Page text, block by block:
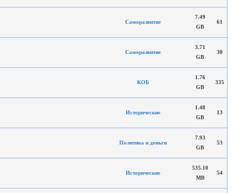
Саморазвитие
7.49
GB
61
Саморазвитие
3.71
GB
30
КОБ
1.76
GB
335
Исторические
1.48
GB
13
Политика и деньги
7.93
GB
53
Исторические
535.10
MB
54